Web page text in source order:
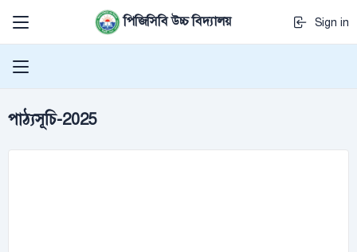
পিজিসিবি উচ্চ বিদ্যালয় Sign in
পাঠ্যসূচি-2025